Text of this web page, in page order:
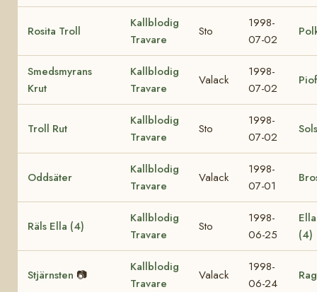
Rosita Troll
Kallblodig
Travare
Sto
1998-
07-02
Smedsmyrans
Krut
Kallblodig
Travare
Valack
1998-
07-02
Troll Rut
Kallblodig
Travare
Sto
1998-
07-02
Oddsäter
Kallblodig
Travare
Valack
1998-
07-01
Räls Ella (4)
Kallblodig
Travare
Sto
1998-
06-25
(4)
Stjärnsten 📷
Kallblodig
Travare
Valack
1998-
06-24